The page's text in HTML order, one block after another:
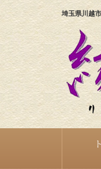
埼玉県川越